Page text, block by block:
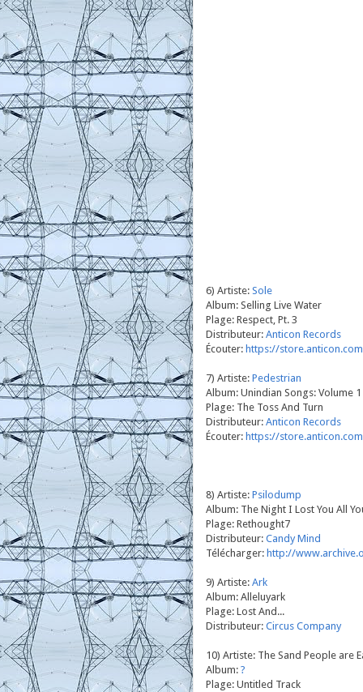
6) Artiste: Sole
Album: Selling Live Water
Plage: Respect, Pt. 3
Distributeur: Anticon Records
Écouter: https://
7) Artiste: Pedestrian
Album: Unindian Songs: Volume 1
Plage: The Toss And Turn
Distributeur: Anticon Records
Écouter: https://
8) Artiste: Psilodump
Album: The Night I Lost You All
Plage: Rethought7
Distributeur: Candy Mind
Télécharger: http://
9) Artiste: Ark
Album: Alleluyark
Plage: Lost And...
Distributeur: Circus Company
10) Artiste: The Sand People are
Album: ?
Plage: Untitled Track